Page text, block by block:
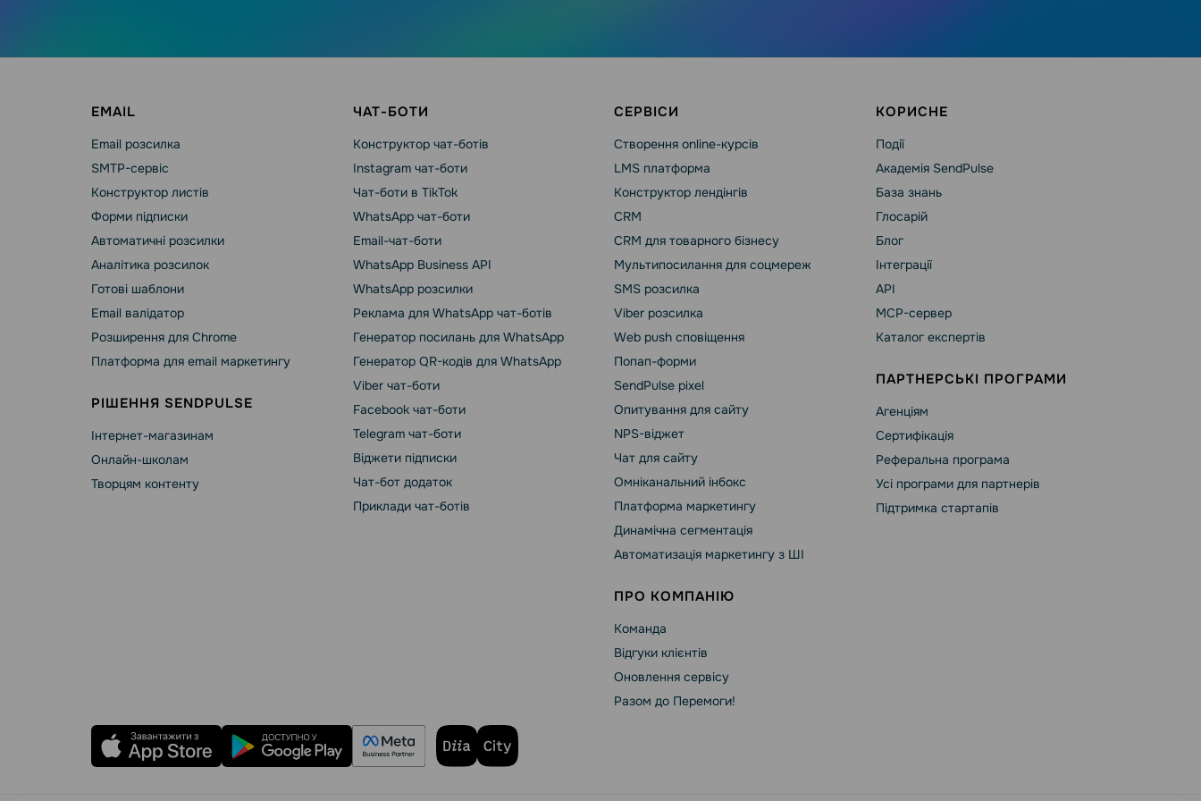
EMAIL
Email розсилка
SMTP-сервіс
Конструктор листів
Форми підписки
Автоматичні розсилки
Аналітика розсилок
Готові шаблони
Email валідатор
Розширення для Chrome
Платформа для email маркетингу
РІШЕННЯ SENDPULSE
Інтернет-магазинам
Онлайн-школам
Творцям контенту
ЧАТ-БОТИ
Конструктор чат-ботів
Instagram чат-боти
Чат-боти в TikTok
WhatsApp чат-боти
Email-чат-боти
WhatsApp Business API
WhatsApp розсилки
Реклама для WhatsApp чат-ботів
Генератор посилань для WhatsApp
Генератор QR-кодів для WhatsApp
Viber чат-боти
Facebook чат-боти
Telegram чат-боти
Віджети підписки
Чат-бот додаток
Приклади чат-ботів
СЕРВІСИ
Створення online-курсів
LMS платформа
Конструктор лендінгів
CRM
CRM для товарного бізнесу
Мультипосилання для соцмереж
SMS розсилка
Viber розсилка
Web push сповіщення
Попап-форми
SendPulse pixel
Опитування для сайту
NPS-віджет
Чат для сайту
Омніканальний інбокс
Платформа маркетингу
Динамічна сегментація
Автоматизація маркетингу з ШІ
ПРО КОМПАНІЮ
Команда
Відгуки клієнтів
Оновлення сервісу
Разом до Перемоги!
КОРИСНЕ
Події
Академія SendPulse
База знань
Глосарій
Блог
Інтеграції
API
MCP-сервер
Каталог експертів
ПАРТНЕРСЬКІ ПРОГРАМИ
Агенціям
Сертифікація
Реферальна програма
Усі програми для партнерів
Підтримка стартапів